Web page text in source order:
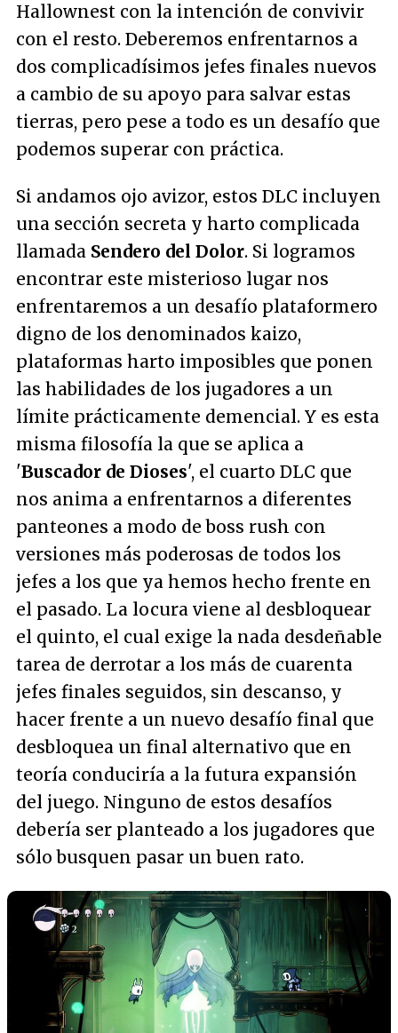
Hallownest con la intención de convivir
con el resto. Deberemos enfrentarnos a
dos complicadísimos jefes finales nuevos
a cambio de su apoyo para salvar estas
tierras, pero pese a todo es un desafío que
podemos superar con práctica.
Si andamos ojo avizor, estos DLC incluyen
una sección secreta y harto complicada
llamada Sendero del Dolor. Si logramos
encontrar este misterioso lugar nos
enfrentaremos a un desafío plataformero
digno de los denominados kaizo,
plataformas harto imposibles que ponen
las habilidades de los jugadores a un
límite prácticamente demencial. Y es esta
misma filosofía la que se aplica a
'Buscador de Dioses', el cuarto DLC que
nos anima a enfrentarnos a diferentes
panteones a modo de boss rush con
versiones más poderosas de todos los
jefes a los que ya hemos hecho frente en
el pasado. La locura viene al desbloquear
el quinto, el cual exige la nada desdeñable
tarea de derrotar a los más de cuarenta
jefes finales seguidos, sin descanso, y
hacer frente a un nuevo desafío final que
desbloquea un final alternativo que en
teoría conduciría a la futura expansión
del juego. Ninguno de estos desafíos
debería ser planteado a los jugadores que
sólo busquen pasar un buen rato.